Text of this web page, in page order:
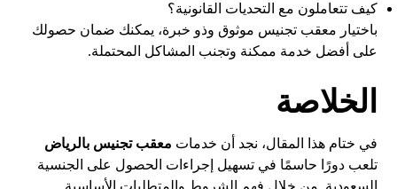
كيف تتعاملون مع التحديات القانونية؟
باختيار معقب تجنيس موثوق وذو خبرة، يمكنك ضمان حصولك
على أفضل خدمة ممكنة وتجنب المشاكل المحتملة.
الخلاصة
في ختام هذا المقال، نجد أن خدمات معقب تجنيس بالرياض
تلعب دورًا حاسمًا في تسهيل إجراءات الحصول على الجنسية